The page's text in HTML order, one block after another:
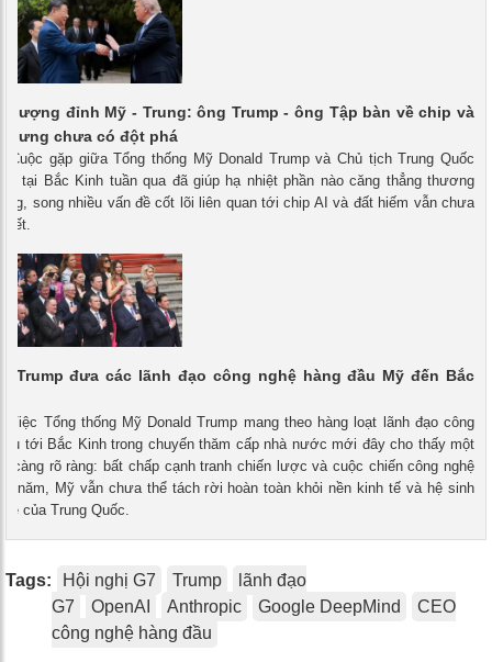
thượng đỉnh Mỹ - Trung: ông Trump - ông Tập bàn về chip và
chưa có đột phá
Cuộc gặp giữa Tổng thống Mỹ Donald Trump và Chủ tịch Trung Quốc
tại Bắc Kinh tuần qua đã giúp hạ nhiệt phần nào căng thẳng thương
song nhiều vấn đề cốt lõi liên quan tới chip AI và đất hiếm vẫn chưa
Trump đưa các lãnh đạo công nghệ hàng đầu Mỹ đến Bắc
Việc Tổng thống Mỹ Donald Trump mang theo hàng loạt lãnh đạo công
tới Bắc Kinh trong chuyến thăm cấp nhà nước mới đây cho thấy một
càng rõ ràng: bất chấp cạnh tranh chiến lược và cuộc chiến công nghệ
năm, Mỹ vẫn chưa thể tách rời hoàn toàn khỏi nền kinh tế và hệ sinh
của Trung Quốc.
Tags: Hội nghị G7 Trump
lãnh đạo
G7
OpenAI Anthropic Google DeepMind
CEO
công nghệ hàng đầu